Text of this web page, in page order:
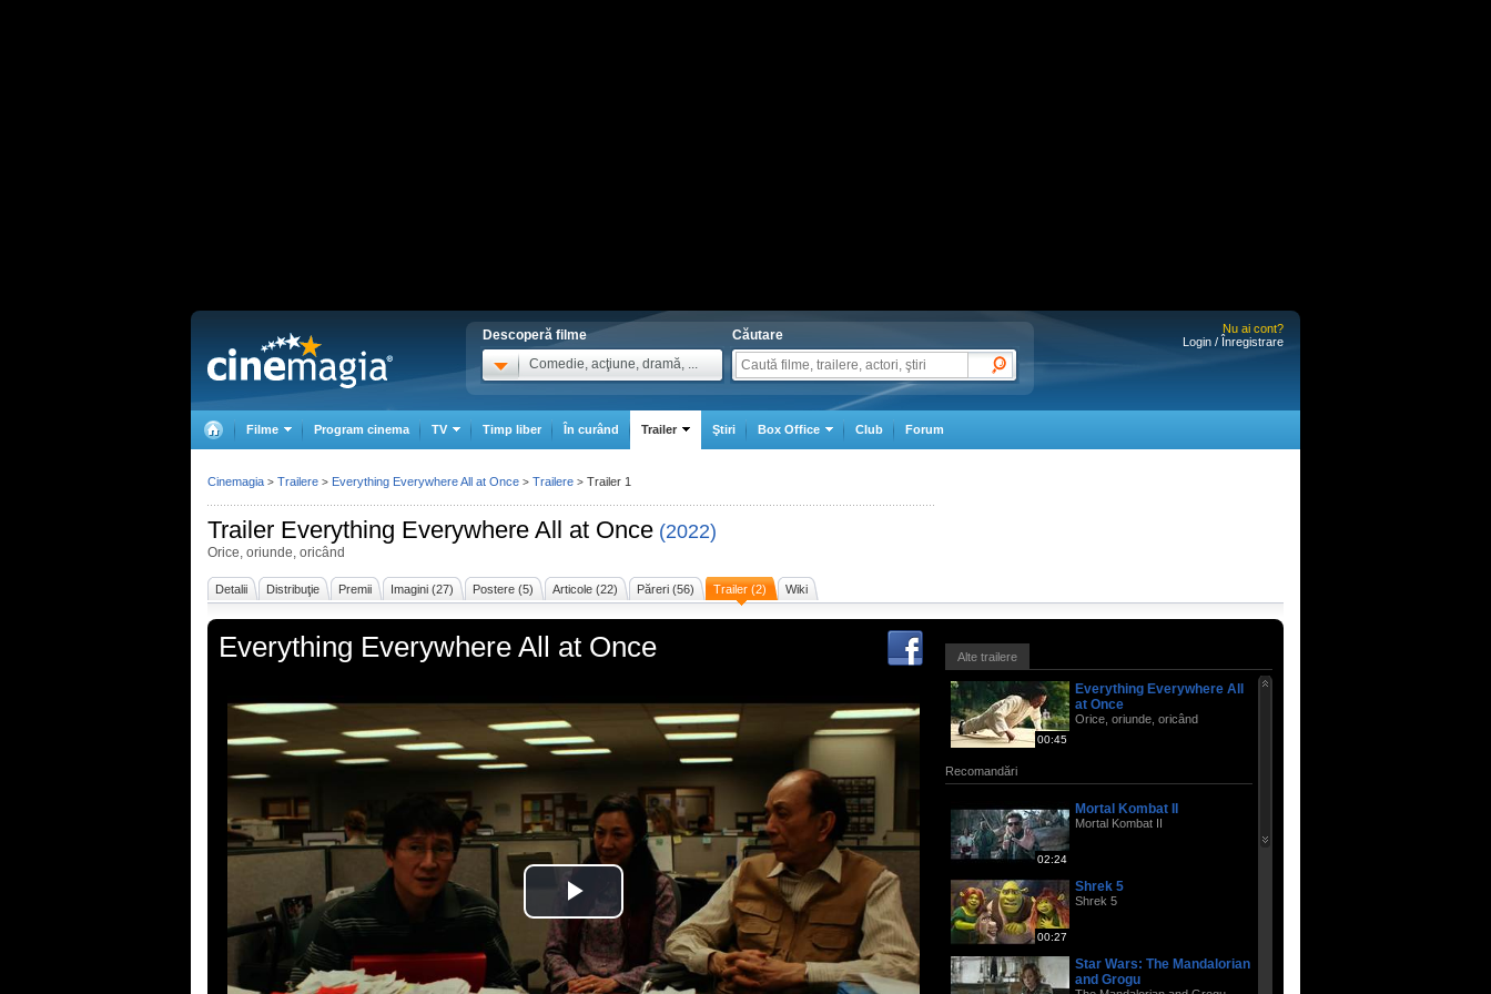
Descoperă filme
Comedie, acţiune, dramă, ...
Căutare
Nu ai cont?
Login / Înregistrare
Filme Program cinema TV Timp liber În curând Trailer Ştiri Box Office Club Forum
Trailer Everything Everywhere All at Once (2022)
Orice, oriunde, oricând
Detalii Distribuţie Premii Imagini (27) Postere (5) Articole (22) Păreri (56) Trailer (2) Wiki
Everything Everywhere All at Once Alte trailere
00:45
Everything Everywhere All
at Once
Orice, oriunde, oricând
Recomandări
02:24
Mortal Kombat II
Mortal Kombat II
00:27
Shrek 5
Shrek 5
Star Wars: The Mandalorian
and Grogu
Cinemagia > Trailere > Everything Everywhere All at Once > Trailere > Trailer 1